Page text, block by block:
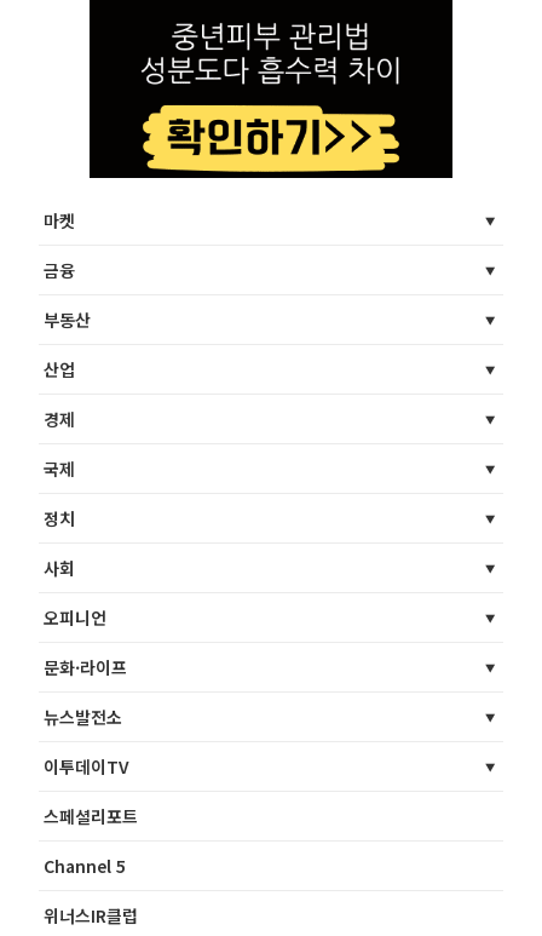
마켓
금융
부동산
산업
경제
국제
정치
사회
오피니언
문화·라이프
뉴스발전소
이투데이TV
스페셜리포트
Channel 5
위너스IR클럽